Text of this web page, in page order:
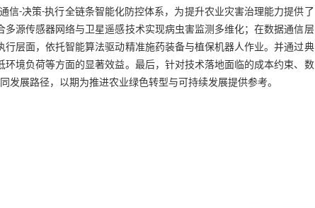
-决策-执行全链条智能化防控体系，为提升农业灾害治理能力提供了
源传感器网络与卫星遥感技术实现病虫害监测多维化；在数据通信层
层面，依托智能算法驱动精准施药装备与植保机器人作业。并通过典
境负荷等方面的显著效益。最后，针对技术落地面临的成本约束、数
展路径，以期为推进农业绿色转型与可持续发展提供参考。